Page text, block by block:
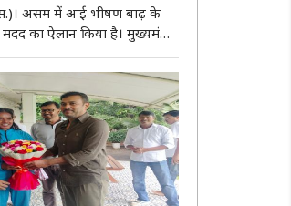
में देंगे 03 करोड़
असम में आई भीषण बाढ़ के
का ऐलान किया है। मुख्यमंत्री
हिमंता बिस्वा सरमा को
कोष में 03 करोड़ रुपये देने की
ने ..